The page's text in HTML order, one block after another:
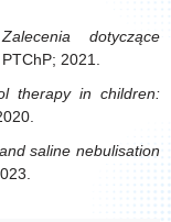
Zalecenia dotyczące
2021.
therapy in children:
saline nebulisation